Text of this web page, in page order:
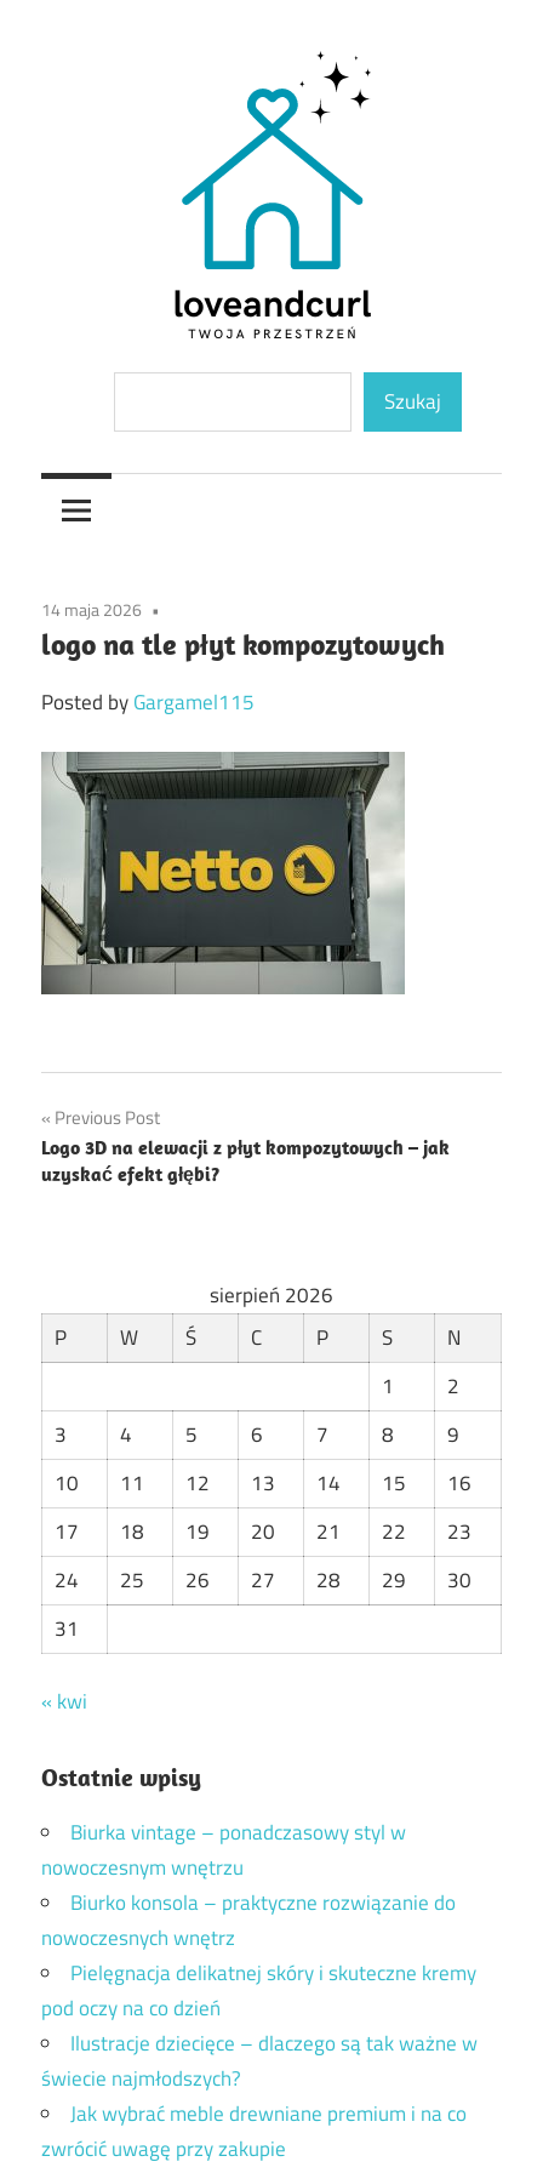
Loveandcurl Szukaj
14 maja 2026
logo na tle płyt kompozytowych
Posted byGargamel115
Nawigacja
wpisu
Previous Post
Logo 3D na elewacji z płyt kompozytowych – jak
uzyskać efekt głębi?
sierpień 2026
P
W Ś C P S
N
1
2
3
4 5 6 7 8
9
10
11 12 13 14 15
16
17
18 19 20 21 22
23
24
25 26 27 28 29
30
31
« kwi
Ostatnie wpisy
Biurka vintage – ponadczasowy styl w
nowoczesnym wnętrzu
Biurko konsola – praktyczne rozwiązanie do
nowoczesnych wnętrz
Pielęgnacja delikatnej skóry i skuteczne kremy
pod oczy na co dzień
Ilustracje dziecięce – dlaczego są tak ważne w
świecie najmłodszych?
Jak wybrać meble drewniane premium i na co
zwrócić uwagę przy zakupie